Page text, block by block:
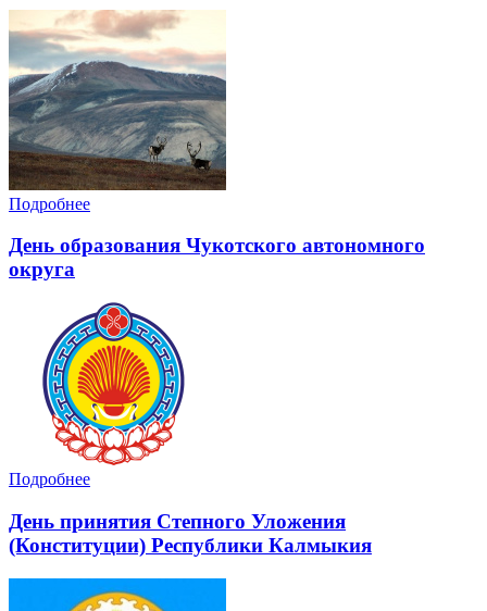
Подробнее
День образования Чукотского автономного
округа
Подробнее
День принятия Степного Уложения
(Конституции) Республики Калмыкия